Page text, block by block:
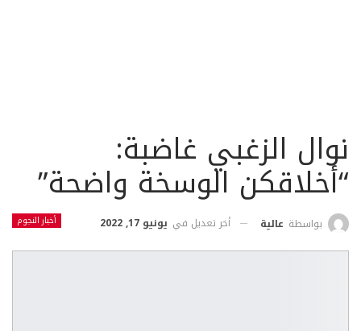
نوال الزغبي غاضبة:
“أخلاقكن الوسخة واضحة”
أخبار النجوم بواسطة عالية أخر تعديل في يونيو 17, 2022